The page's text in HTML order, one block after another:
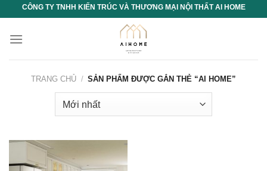
Chuyển
nội
CÔNG TY TNHH KIẾN TRÚC VÀ THƯƠNG MẠI NỘI THẤT AI HOME
TRANG CHỦ / SẢN PHẨM ĐƯỢC GẮN THẺ “AI HOME”